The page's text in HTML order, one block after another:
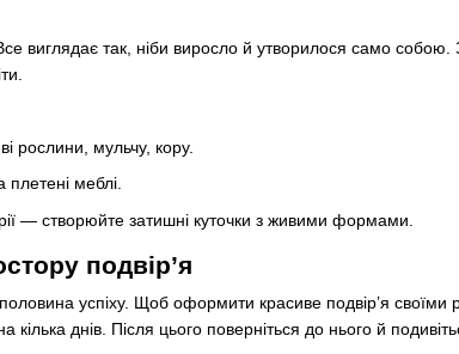
Все виглядає так, ніби виросло й утворилося само
рослини, мульчу, кору.
плетені меблі.
— створюйте затишні куточки з живими формами.
подвір’я
успіху. Щоб оформити красиве подвір’я своїми
кілька днів. Після цього поверніться до нього й